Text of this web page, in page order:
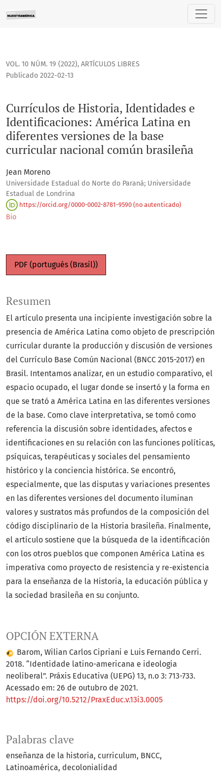
Currículos de Historia, Identidades e Identificaciones:
VOL. 10 NÚM. 19 (2022), ARTÍCULOS LIBRES
Currículos de Historia, Identidades e
Identificaciones: América Latina en
diferentes versiones de la base
curricular nacional común brasileña
Publicado 2022-02-13
Jean Moreno
Universidade Estadual do Norte do Paraná; Universidade
Estadual de Londrina
https://orcid.org/0000-0002-8781-9590 (no autenticado)
Bio
PDF (portugués (Brasil))
Palabras clave
enseñanza de la historia curriculum BNCC
Latinoamérica decolonialidad
OPCIÓN EXTERNA
Barom, Wilian Carlos Cipriani e Luis Fernando Cerri.
2018. “Identidade latino-americana e ideologia
neoliberal”. Práxis Educativa (UEPG) 13, n.o 3: 713-733.
Acessado em: 26 de outubro de 2021.
https://doi.org/10.5212/PraxEduc.v.13i3.0005
Resumen
El artículo presenta una incipiente investigación sobre la
presencia de América Latina como objeto de prescripción
curricular durante la producción y discusión de versiones
del Currículo Base Común Nacional (BNCC 2015-2017) en
Brasil. Intentamos analizar, en un estudio comparativo, el
espacio ocupado, el lugar donde se insertó y la forma en
que se trató a América Latina en las diferentes versiones
de la base. Como clave interpretativa, se tomó como
referencia la discusión sobre identidades, afectos e
identificaciones en su relación con las funciones políticas,
psíquicas, terapéuticas y sociales del pensamiento
histórico y la conciencia histórica. Se encontró,
especialmente, que las disputas y variaciones presentes
en las diferentes versiones del documento iluminan
valores y sustratos más profundos de la composición del
código disciplinario de la Historia brasileña. Finalmente,
el artículo sostiene que la búsqueda de la identificación
con los otros pueblos que componen América Latina es
imperativa como proyecto de resistencia y re-existencia
para la enseñanza de la Historia, la educación pública y
la sociedad brasileña en su conjunto.